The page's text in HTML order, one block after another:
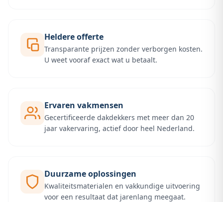
Heldere offerte
Transparante prijzen zonder verborgen kosten.
U weet vooraf exact wat u betaalt.
Ervaren vakmensen
Gecertificeerde dakdekkers met meer dan 20
jaar vakervaring, actief door heel Nederland.
Duurzame oplossingen
Kwaliteitsmaterialen en vakkundige uitvoering
voor een resultaat dat jarenlang meegaat.